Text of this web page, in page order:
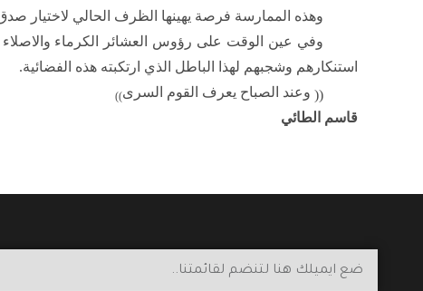
وهذه الممارسة فرصة يهينها الظرف الحالي لاختيار
وفي عين الوقت على رؤوس العشائر الكرماء والاصلاء
استنكارهم وشجبهم لهذا الباطل الذي ارتكبته هذه الفضائية.
((وعند الصباح يعرف القوم السرى))
قاسم الطائي